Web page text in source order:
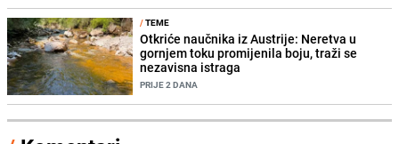
/TEME
Otkriće naučnika iz Austrije: Neretva u
gornjem toku promijenila boju, traži se
nezavisna istraga
PRIJE 2 DANA